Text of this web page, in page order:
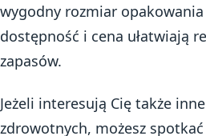
wygodny rozmiar opakowania
dostępność i cena ułatwiają
zapasów.
Jeżeli interesują Cię także
zdrowotnych, możesz spotkać